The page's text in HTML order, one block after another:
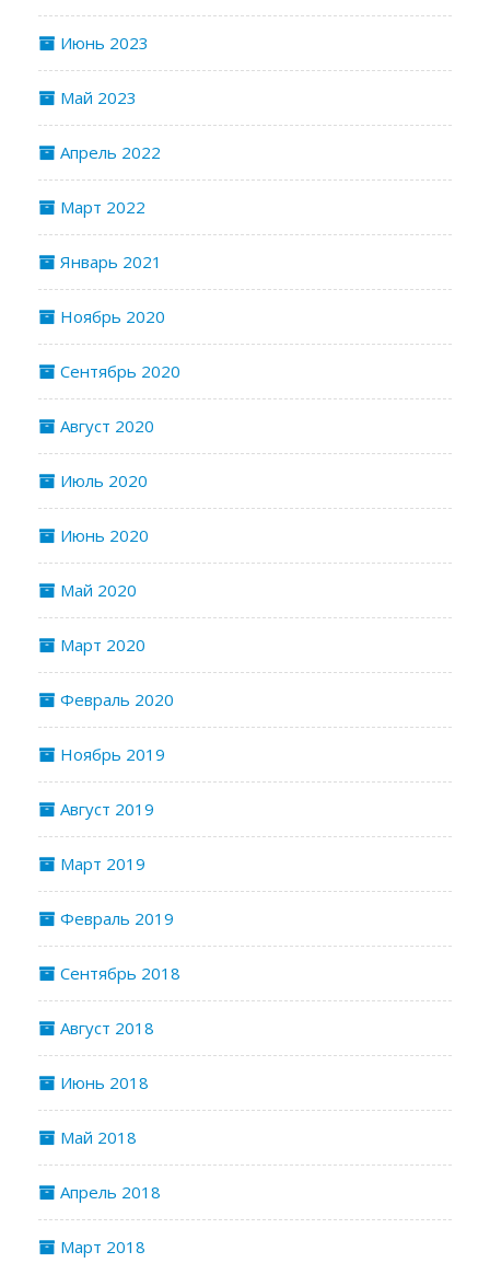
Июнь 2023
Май 2023
Апрель 2022
Март 2022
Январь 2021
Ноябрь 2020
Сентябрь 2020
Август 2020
Июль 2020
Июнь 2020
Май 2020
Март 2020
Февраль 2020
Ноябрь 2019
Август 2019
Март 2019
Февраль 2019
Сентябрь 2018
Август 2018
Июнь 2018
Май 2018
Апрель 2018
Март 2018